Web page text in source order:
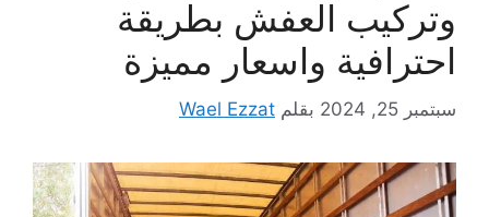
وتركيب العفش بطريقة
احترافية واسعار مميزة
سبتمبر 25, 2024 بقلم Wael Ezzat